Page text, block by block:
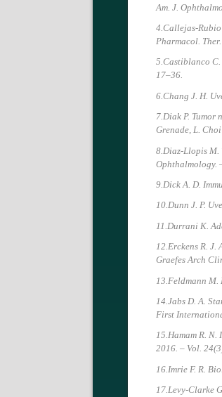
Am. J.
4.Callejas-
Pharmacol.
5.Castiblanco С.
17–36.
6.Chang J. H.
7.Diak P.
Grenade, L.
8.Diaz-Llopis M.
Ophthalmology.
9.Dick A. D.
10.Dunn J. P.
11.Durrani K.
12.Erckens R.
Graefes Arch
13.Feldmann
14.Jabs D. A.
First
15.Hamam R.
2016. – Vol.
16.Imrie F. R.
17.Levy-Clarke